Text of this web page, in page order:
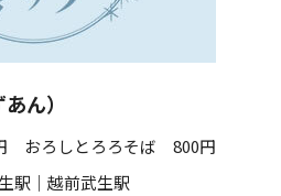
ん）
おろしとろろそば 800円
駅 越前武生駅